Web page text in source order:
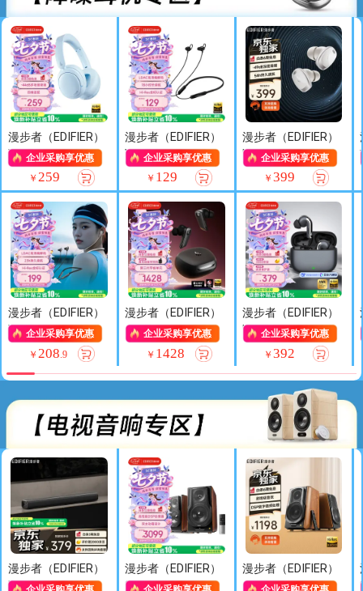
漫步者（EDIFIER）
W800BT Free降噪
版【经典升级】头
戴式主动降噪蓝牙
耳机 适用苹果华为
小米 雾蓝 七夕情
人节礼物
￥259
企业采购享优惠
漫步者（EDIFIER）
W280NB Pro 颈挂
式主动降噪蓝牙耳
机 磁吸设计 45dB
降噪 适用苹果华为
手机 典雅黑 七夕
情人节礼物
￥208.9
企业采购享优惠
漫步者（EDIFIER）
W200BT Free 颈
挂式运动蓝牙耳机
金标认证 通话降噪
适用苹果华为小米
手机 黑色 七夕情
人节礼物
￥ 129
企业采购享优惠
漫步者（EDIFIER）
【数码多年度推
荐】NeoBuds Pla
nar 真无线平板主
动降噪蓝牙耳机 适
用苹果华为小米OP
PO手机
￥ 1428
企业采购享优惠
漫步者（EDIFIER）
NeoDots 入耳式圈
铁降噪蓝牙耳机 49
dB降噪 54h续航 适
用于苹果华为手机
雾白 七夕情人节礼
物
￥399
企业采购享优惠
漫步者（EDIFIER）
Lolli Pro 5 真无线
主动降噪耳机 翻译
耳机 翻译机 适用
苹果华为小米手机
星空灰 七夕情人节
￥392
企业采购享优惠
漫步者（EDIFIER）
B1 电视音响 家庭
漫步者（EDIFIER）
S3000MKII 无线Hi
漫步者（EDIFIER）
【数码多年度推